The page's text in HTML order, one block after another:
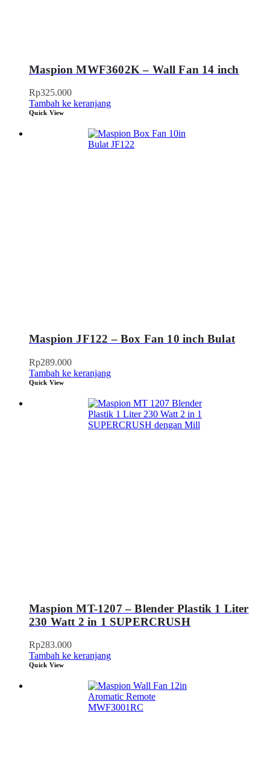
Maspion MWF3602K – Wall Fan 14 inch
Rp325.000
Tambah ke keranjang
Quick View
Maspion JF122 – Box Fan 10 inch Bulat
Rp289.000
Tambah ke keranjang
Quick View
Maspion MT-1207 – Blender Plastik 1 Liter
230 Watt 2 in 1 SUPERCRUSH
Rp283.000
Tambah ke keranjang
Quick View